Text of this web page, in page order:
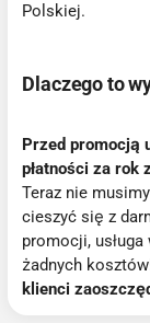
Polskiej.
Dlaczego to
Przed promocją
płatności za rok
Teraz nie
cieszyć się z
promocji,
żadnych
klienci